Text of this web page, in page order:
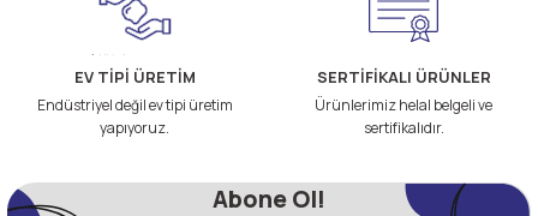
EV TİPİ ÜRETİM
Endüstriyel değil ev tipi üretim
yapıyoruz.
SERTİFİKALI ÜRÜNLER
Ürünlerimiz helal belgeli ve
sertifikalıdır.
Abone Ol!